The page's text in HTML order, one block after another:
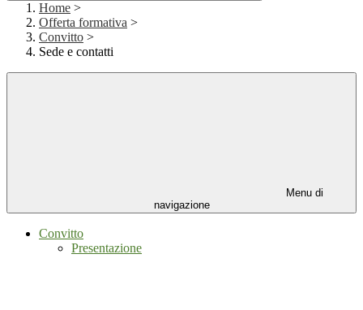
Home >
Offerta formativa >
Convitto >
Sede e contatti
Menu di
navigazione
Convitto
Presentazione